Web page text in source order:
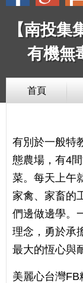
【南投
有機無
首頁
有別於一般特
態農場，有4
菜。每天上午
家禽、家畜的
們邊做邊學。
理念，勇於承
最大的恆心與
美麗心台灣FB